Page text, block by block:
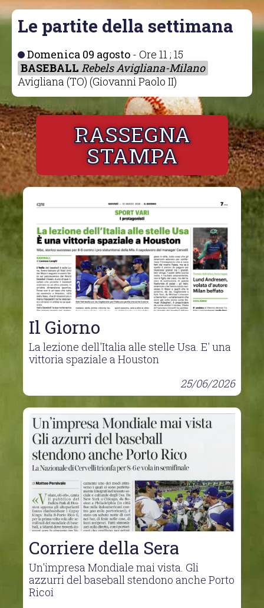
Le partite della settimana
domenica 09 agosto - Ore 11 ; 15
BASEBALL Rebels Avigliana-Milano
Avigliana (TO) (Giovanni Paolo II)
RASSEGNA
STAMPA
Il Giorno
La lezione dell'Italia alle stelle Usa. E' una
vittoria spaziale a Houston
25/06/2026
Corriere della Sera
Un'impresa Mondiale mai vista. Gli
azzurri del baseball stendono anche Porto
Ricoi